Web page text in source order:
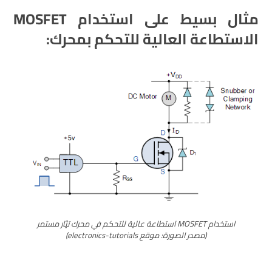
مثال بسيط على استخدام MOSFET
الاستطاعة العالية للتحكم بمحرك:
استخدام MOSFET استطاعة عالية للتحكم في محرك تيَّار مستمر
(مصدر الصورة: موقع electronics-tutorials)